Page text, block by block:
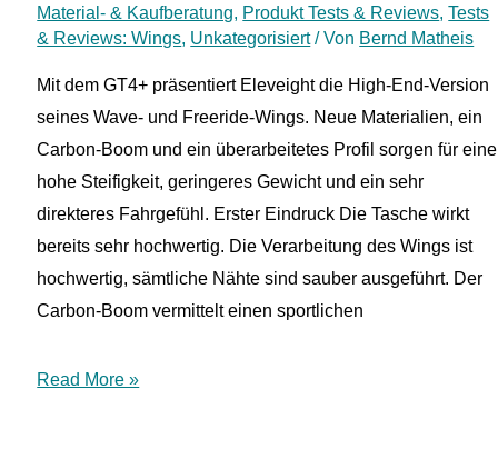
Material- & Kaufberatung, Produkt Tests & Reviews,Tests
& Reviews: Wings, Unkategorisiert/ Von Bernd Matheis
Mit dem GT4+ präsentiert Eleveight die High-End-Version
seines Wave- und Freeride-Wings. Neue Materialien, ein
Carbon-Boom und ein überarbeitetes Profil sorgen für eine
hohe Steifigkeit, geringeres Gewicht und ein sehr
direkteres Fahrgefühl. Erster Eindruck Die Tasche wirkt
bereits sehr hochwertig. Die Verarbeitung des Wings ist
hochwertig, sämtliche Nähte sind sauber ausgeführt. Der
Carbon-Boom vermittelt einen sportlichen
Im
Read More »